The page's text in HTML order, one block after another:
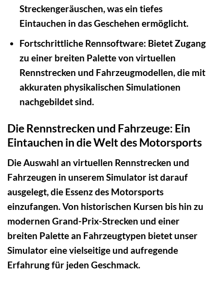
Streckengeräuschen, was ein tiefes
Eintauchen in das Geschehen ermöglicht.
Fortschrittliche Rennsoftware: Bietet Zugang
zu einer breiten Palette von virtuellen
Rennstrecken und Fahrzeugmodellen, die mit
akkuraten physikalischen Simulationen
nachgebildet sind.
Die Rennstrecken und Fahrzeuge: Ein
Eintauchen in die Welt des Motorsports
Die Auswahl an virtuellen Rennstrecken und
Fahrzeugen in unserem Simulator ist darauf
ausgelegt, die Essenz des Motorsports
einzufangen. Von historischen Kursen bis hin zu
modernen Grand-Prix-Strecken und einer
breiten Palette an Fahrzeugtypen bietet unser
Simulator eine vielseitige und aufregende
Erfahrung für jeden Geschmack.